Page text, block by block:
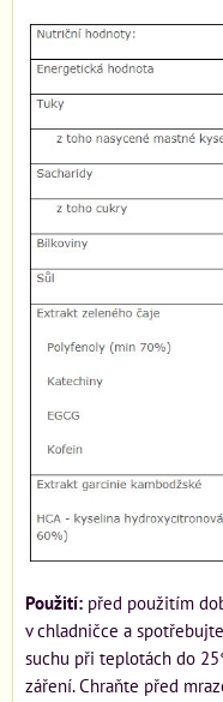
Použití: před použitím
v chladničce a
suchu při teplotách do
záření. Chraňte před